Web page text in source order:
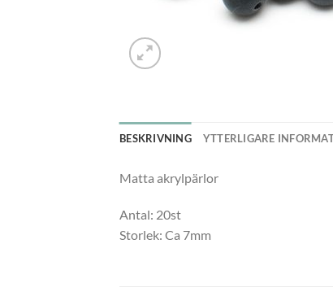
BESKRIVNING YTTERLIGARE
Matta akrylpärlor
Antal: 20st
Storlek: Ca 7mm